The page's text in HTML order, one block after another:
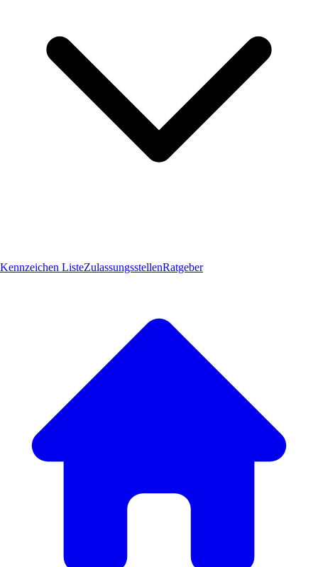
Kennzeichen ListeZulassungsstellenRatgeber